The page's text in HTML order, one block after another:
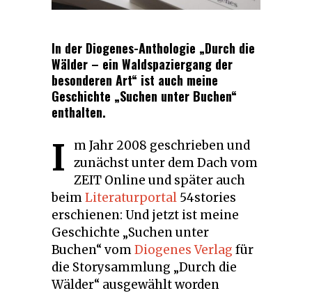
In der Diogenes-Anthologie „Durch die
Wälder – ein Waldspaziergang der
besonderen Art“ ist auch meine
Geschichte „Suchen unter Buchen“
enthalten.
I
m Jahr 2008 geschrieben und
zunächst unter dem Dach vom
ZEIT Online und später auch
beimLiteraturportal 54stories
erschienen: Und jetzt ist meine
Geschichte „Suchen unter
Buchen“ vomDiogenes Verlag für
die Storysammlung „Durch die
Wälder“ ausgewählt worden